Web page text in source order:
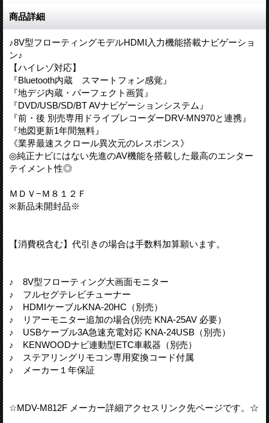
商品詳細
♪8V型フローティングモデルHDMI入力機能搭載ナビゲーショ
ン♪
【ハイレゾ対応】
『Bluetooth内蔵 スマートフォン感覚』
『地デジ内蔵・パーフェクト画質』
『DVD/USB/SD/BT AVナビゲーションシステム』
『前・後 別売専用ドライブレコーダーDRV-MN970と連携』
『地図更新1年間無料』
《業界最速スクロール異次元のレスポンス》
◎純正ナビにはない先進のAV機能を搭載した最高のエンター
テイメント性◎
ＭＤＶ−Ｍ８１２Ｆ
※新品未開封品※
【消費税含む】代引きの場合は手数料加算願います。
♪ 8V型フローティング大画面モニター
♪ フルセグテレビチューナー
♪ HDMIケーブルKNA-20HC（別売）
♪ リアーモニター追加の場合(別売 KNA-25AV 必要）
♪ USBケーブル3A急速充電対応 KNA-24USB（別売）
♪ KENWOODナビ連動型ETC車載器（別売）
♪ ステアリングリモコン専用変換コード付属
♪ メーカー１年保証
☆MDV-M812F メーカー詳細アクセスリンク先ページです。☆